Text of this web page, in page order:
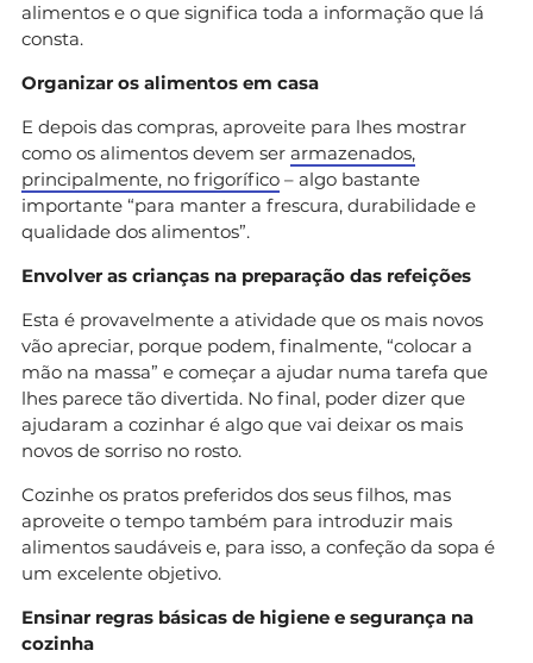
alimentos e o que significa toda a informação que lá
consta.
Organizar os alimentos em casa
E depois das compras, aproveite para lhes mostrar
como os alimentos devem ser armazenados,
principalmente, no frigorífico – algo bastante
importante “para manter a frescura, durabilidade e
qualidade dos alimentos”.
Envolver as crianças na preparação das refeições
Esta é provavelmente a atividade que os mais novos
vão apreciar, porque podem, finalmente, “colocar a
mão na massa” e começar a ajudar numa tarefa que
lhes parece tão divertida. No final, poder dizer que
ajudaram a cozinhar é algo que vai deixar os mais
novos de sorriso no rosto.
Cozinhe os pratos preferidos dos seus filhos, mas
aproveite o tempo também para introduzir mais
alimentos saudáveis e, para isso, a confeção da sopa é
um excelente objetivo.
Ensinar regras básicas de higiene e segurança na
cozinha